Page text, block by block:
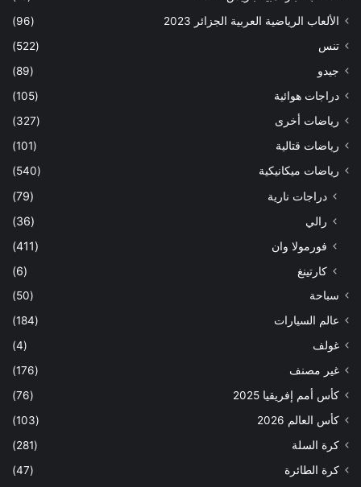
الألعاب الرياضية العربية الجزائر 2023
(96)
تنس
(522)
جيدو
(89)
دراجات هوائية
(105)
رياضات أخرى
(327)
رياضات قتالية
(101)
رياضات ميكانيكية
(540)
دراجات نارية
(79)
رالي
(36)
فورمولا وان
(411)
كارتينغ
(6)
سباحة
(50)
عالم السيارات
(184)
غولف
(4)
غير مصنف
(176)
كأس أمم إفريقيا 2025
(76)
كأس العالم 2026
(103)
كرة السلة
(281)
كرة الطائرة
(47)